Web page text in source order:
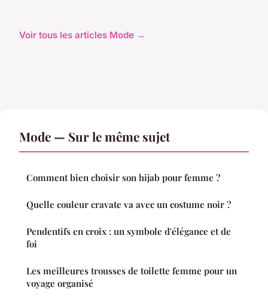
Voir tous les articles Mode →
Mode — Sur le même sujet
Comment bien choisir son hijab pour femme ?
Quelle couleur cravate va avec un costume noir ?
Pendentifs en croix : un symbole d'élégance et de
foi
Les meilleures trousses de toilette femme pour un
voyage organisé